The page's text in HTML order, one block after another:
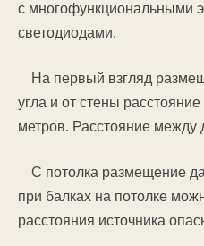
с многофункциональными
светодиодами.
На первый взгляд
угла и от стены
метров. Расстояние между
С потолка размещение
при балках на потолке
расстояния источника